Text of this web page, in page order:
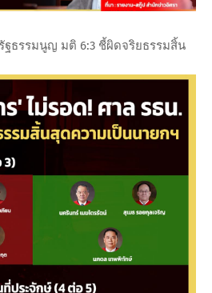
ฐธรรมนูญ มติ 6:3 ชี้ผิดจริยธรรมสิ้น